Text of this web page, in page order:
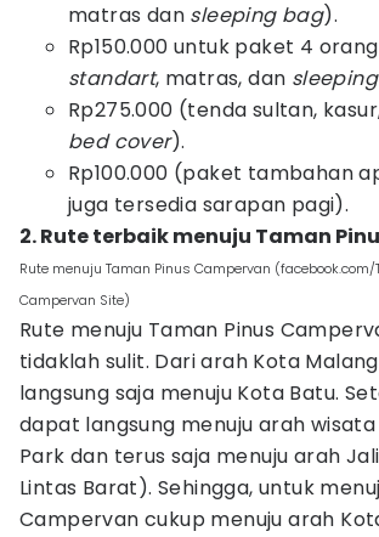
matras dan sleeping bag).
Rp150.000 untuk paket 4
standart, matras, dan
Rp275.000 (tenda sultan,
bed cover).
Rp100.000 (paket tambahan
juga tersedia sarapan pagi).
2. Rute terbaik menuju Taman
Rute menuju Taman Pinus Campervan (facebook.com/
Campervan Site)
Rute menuju Taman Pinus
tidaklah sulit. Dari arah Kota
langsung saja menuju Kota Batu.
dapat langsung menuju arah
Park dan terus saja menuju arah
Lintas Barat). Sehingga, untuk
Campervan cukup menuju arah